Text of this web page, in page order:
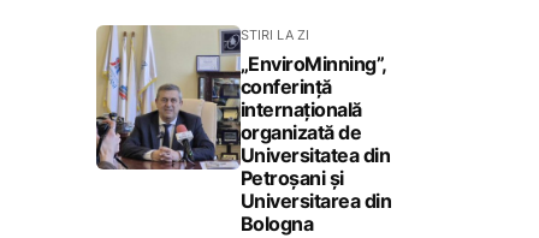
STIRI LA ZI
„EnviroMinning”,
conferință
internațională
organizată de
Universitatea din
Petroșani și
Universitarea din
Bologna